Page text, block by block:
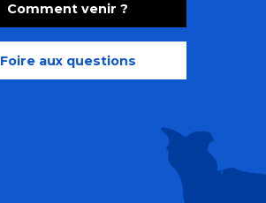
Comment venir ?
Foire aux questions